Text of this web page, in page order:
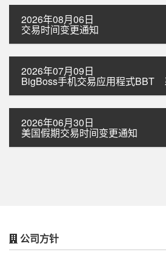
2026年08月06日
交易时间变更通知
2026年07月09日
BigBoss手机交易应用程式BBT
2026年06月30日
美国假期交易时间变更通知
公司方针